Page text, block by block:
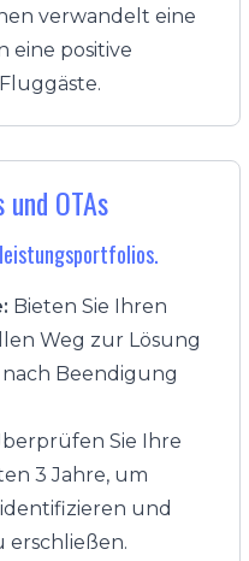
verwandelt eine
eine positive
OTAs
Bieten Sie Ihren
Weg zur Lösung
Beendigung
Sie Ihre
3 Jahre, um
und
erschließen.